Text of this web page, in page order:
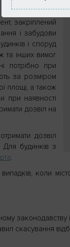
закріплений
і забудови
і споруд
та інших вимог
потрібно при
за розміром
площі, а також
при наявності
дозвіл на
дозвіл
будинків з
.
коли
законодавству
скасування